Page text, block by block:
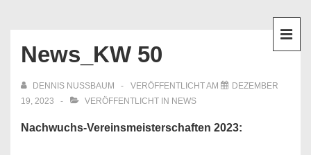
InhaltNews_KW 50
DENNIS NUSSBAUM VERÖFFENTLICHT AM
DEZEMBER
19, 2023
VERÖFFENTLICHT IN NEWS
Nachwuchs-Vereinsmeisterschaften 2023: